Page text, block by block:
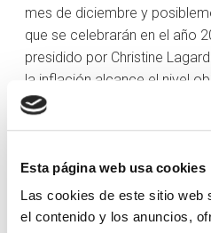
Esta página web usa cookies
Las cookies de este sitio web
el contenido y los anuncios,
mes de diciembre y
que se celebrarán en el año
presidido por Christine
la inflación alcance el nivel
esperado. En todo caso,
ruta concreta, sino que sigue
próximas decisiones
datos, en especial de esa